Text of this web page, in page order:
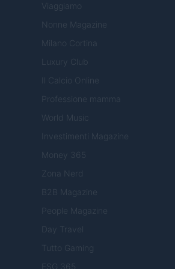
Viaggiamo
Nonne Magazine
Milano Cortina
Luxury Club
Il Calcio Online
Professione mamma
World Music
Investimenti Magazine
Money 365
Zona Nerd
B2B Magazine
People Magazine
Day Travel
Tutto Gaming
ESG 365